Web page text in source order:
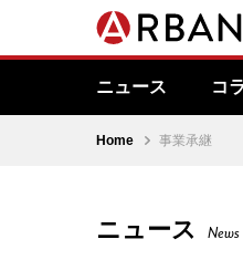
ニュース コ
Home 事業承継
ニュース News